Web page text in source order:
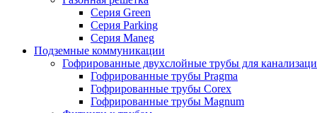
Серия Green
Серия Parking
Серия Maneg
Подземные коммуникации
Гофрированные двухслойные трубы для
Гофрированные трубы Pragma
Гофрированные трубы Corex
Гофрированные трубы Magnum